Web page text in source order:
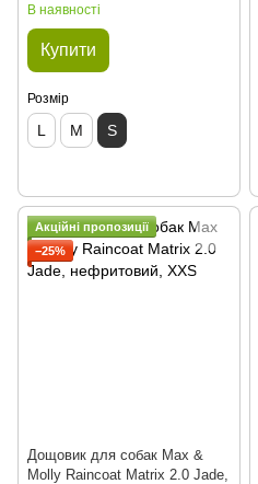
В наявності
Купити
Розмір
L M S
Акційні пропозиції
−25%
Дощовик для собак Max &
Molly Raincoat Matrix 2.0 Jade,